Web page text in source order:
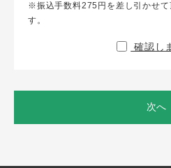
※振込手数料275円を差し引かせて
す。
確認し
次へ